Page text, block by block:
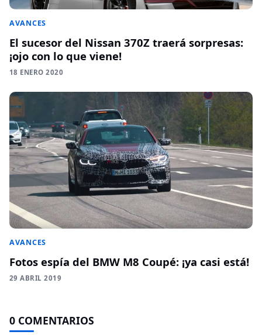
AVANCES
El sucesor del Nissan 370Z traerá sorpresas:
¡ojo con lo que viene!
18 ENERO 2020
AVANCES
Fotos espía del BMW M8 Coupé: ¡ya casi está!
29 ABRIL 2019
0 COMENTARIOS